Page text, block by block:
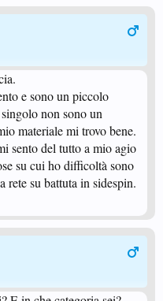
e sono un piccolo
non sono un
materiale mi trovo bene.
sento del tutto a mio agio
su cui ho difficoltà sono
rete su battuta in sidespin.